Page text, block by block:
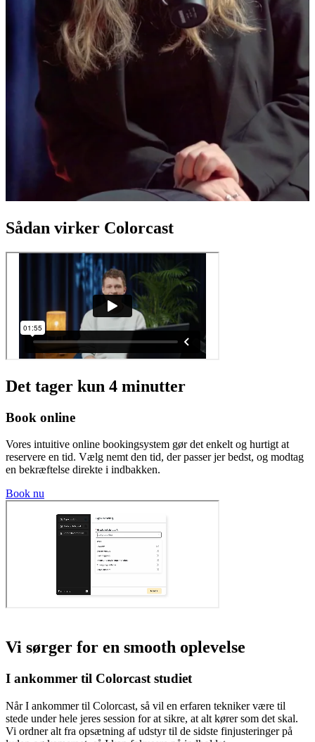
Sådan virker Colorcast
Det tager kun 4 minutter
Book online
Vores intuitive online bookingsystem gør det enkelt og hurtigt at
reservere en tid. Vælg nemt den tid, der passer jer bedst, og modtag
en bekræftelse direkte i indbakken.
Book nu
Vi sørger for en smooth oplevelse
I ankommer til Colorcast studiet
Når I ankommer til Colorcast, så vil en erfaren tekniker være til
stede under hele jeres session for at sikre, at alt kører som det skal.
Vi ordner alt fra opsætning af udstyr til de sidste finjusteringer på